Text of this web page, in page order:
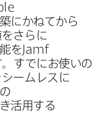
にかねてから​
さらに​
を Jamf
すでに​お使いの​
シームレスに​
活用する​